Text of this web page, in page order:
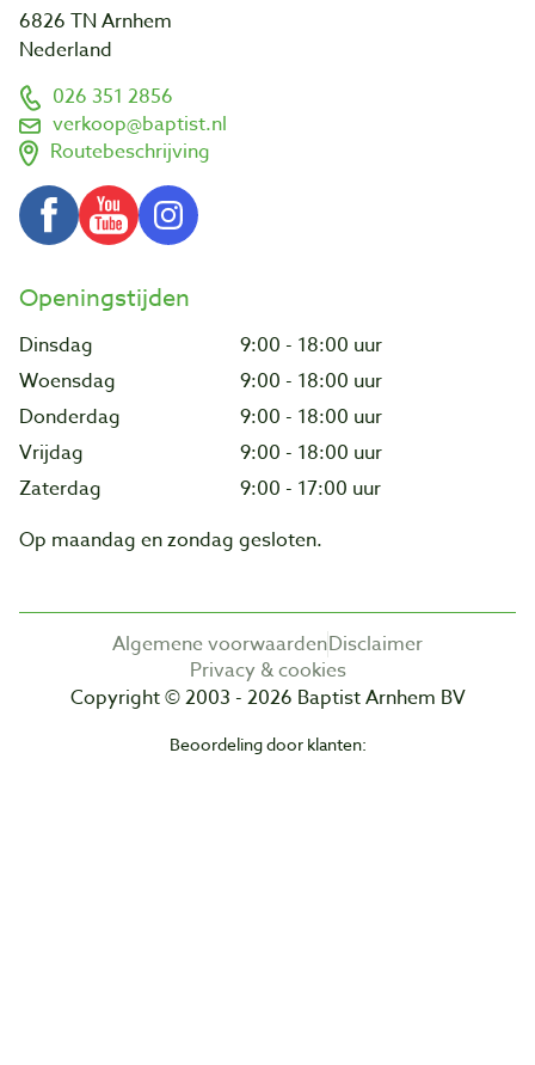
6826 TN Arnhem
Nederland
026 351 2856
verkoop@baptist.nl
Routebeschrijving
Openingstijden
Dinsdag
9:00 - 18:00 uur
Woensdag
9:00 - 18:00 uur
Donderdag
9:00 - 18:00 uur
Vrijdag
9:00 - 18:00 uur
Zaterdag
9:00 - 17:00 uur
Op maandag en zondag gesloten.
Algemene voorwaardenDisclaimer
Privacy & cookies
Copyright © 2003 - 2026 Baptist Arnhem BV
Beoordeling door klanten: